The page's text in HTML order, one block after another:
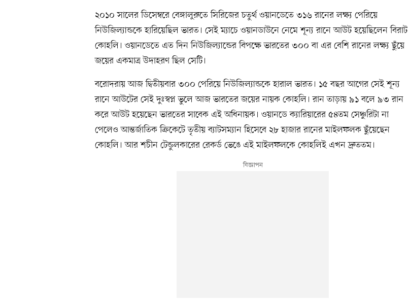
২০১০ সালের ডিসেম্বরে বেঙ্গালুরুতে সিরিজের চতুর্থ ওয়ানডেতে ৩১৬ রানের লক্ষ্য পেরিয়ে
নিউজিল্যান্ডকে হারিয়েছিল ভারত। সেই ম্যাচে ওয়ানডাউনে নেমে শূন্য রানে আউট হয়েছিলেন বিরাট
কোহলি। ওয়ানডেতে এত দিন নিউজিল্যান্ডের বিপক্ষে ভারতের ৩০০ বা এর বেশি রানের লক্ষ্য ছুঁয়ে
জয়ের একমাত্র উদাহরণ ছিল সেটি।
বরোদরায় আজ দ্বিতীয়বার ৩০০ পেরিয়ে নিউজিল্যান্ডকে হারাল ভারত। ১৫ বছর আগের সেই শূন্য
রানে আউটের সেই দুঃস্বপ্ন ভুলে আজ ভারতের জয়ের নায়ক কোহলি। রান তাড়ায় ৯১ বলে ৯৩ রান
করে আউট হয়েছেন ভারতের সাবেক এই অধিনায়ক। ওয়ানডে ক্যারিয়ারের ৫৪তম সেঞ্চুরিটা না
পেলেও আন্তর্জাতিক ক্রিকেটে তৃতীয় ব্যাটসম্যান হিসেবে ২৮ হাজার রানের মাইলফলক ছুঁয়েছেন
কোহলি। আর শচীন টেন্ডুলকারের রেকর্ড ভেঙে এই মাইলফলকে কোহলিই এখন দ্রুততম।